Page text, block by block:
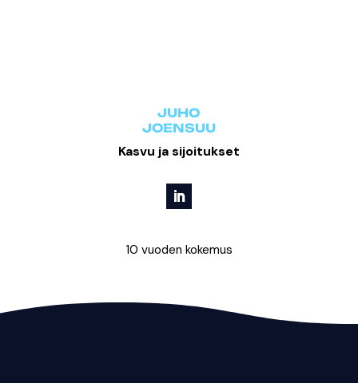
JUHO
JOENSUU
Kasvu ja sijoitukset
10 vuoden kokemus